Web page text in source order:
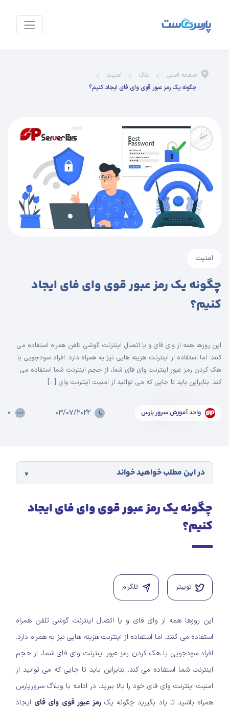
صفحه اصلی بلاگ
امنیت
چگونه یک رمز عبور قوی وای فای ایجاد کنیم؟
امنیت
چگونه یک رمز عبور قوی وای فای ایجاد
کنیم؟
این روزها همه از وای فای و یا اتصال اینترنت گوشی تلفن همراه استفاده می
کنند. اما استفاده از اینترنت هزینه هایی نیز به همراه دارد. افراد سودجویی با
هک کردن رمز عبور اینترنت وای فای شما، از حجم اینترنت شما استفاده می
کند. بنابراین باید تا جایی که می توانید از امنیت اینترنت وای […]
واحد آموزش سرور پارس ۰۳/۰۷/۲۰۲۲ ۰
در این مطلب خواهید خواند
چگونه یک رمز عبور قوی وای فای ایجاد
کنیم؟
توییتر تلگرام
این روزها همه از وای فای و یا اتصال اینترنت گوشی تلفن همراه
استفاده می کنند. اما استفاده از اینترنت هزینه هایی نیز به همراه دارد.
افراد سودجویی با هک کردن رمز عبور اینترنت وای فای شما، از حجم
اینترنت شما استفاده می کند. بنابراین باید تا جایی که می توانید از
امنیت اینترنت وای فای خود را بالا ببرید. در ادامه با وبلاگ سرورپارس
همراه باشید تا یاد بگیرید چگونه یکرمز عبور قوی وای فای ایجاد